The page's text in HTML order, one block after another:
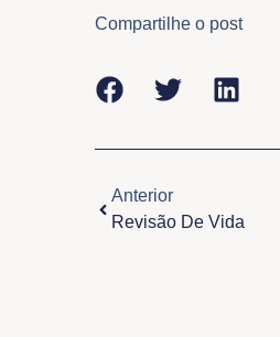
Compartilhe o post
Anterior
Revisão De Vida